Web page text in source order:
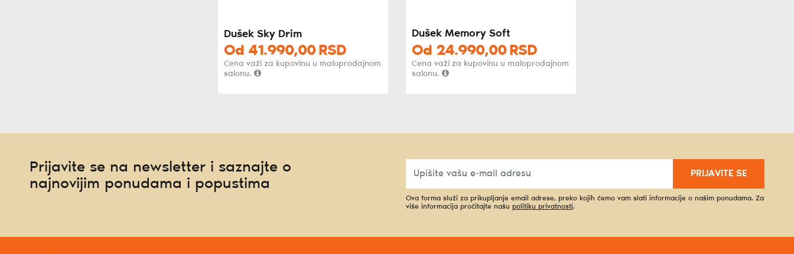
Dušek Sky Drim
Od 41.990,00 RSD
Cena važi za kupovinu u maloprodajnom
salonu.
Dušek Memory Soft
Od 24.990,00 RSD
Cena važi za kupovinu u maloprodajnom
salonu.
Prijavite se na newsletter i saznajte o
najnovijim ponudama i popustima
PRIJAVITE SE
Ova forma služi za prikupljanje email adrese, preko kojih ćemo vam slati informacije o našim ponudama. Za
više informacija pročitajte našu politiku privatnosti.